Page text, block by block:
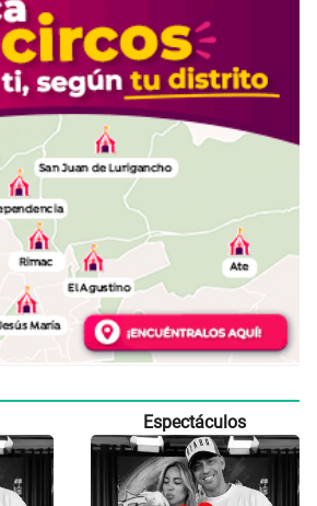
Espectáculos